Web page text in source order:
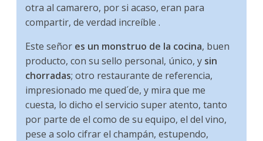
otra al camarero, por si acaso, eran para
compartir, de verdad increíble .
Este señor es un monstruo de la cocina, buen
producto, con su sello personal, único, y sin
chorradas; otro restaurante de referencia,
impresionado me qued´de, y mira que me
cuesta, lo dicho el servicio super atento, tanto
por parte de el como de su equipo, el del vino,
pese a solo cifrar el champán, estupendo,